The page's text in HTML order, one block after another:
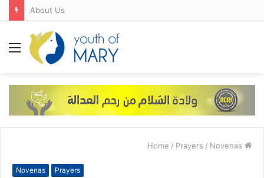
About Us
Menu
/ Prayers / Novenas
Novenas Prayers